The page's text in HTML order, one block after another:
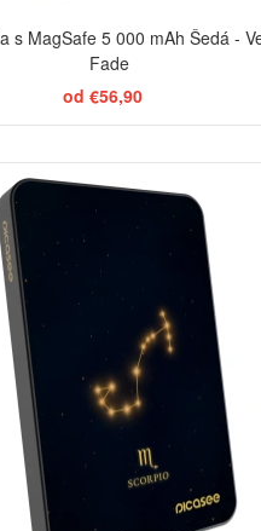
s MagSafe 5 000 mAh Šedá -
Fade
od €56,90